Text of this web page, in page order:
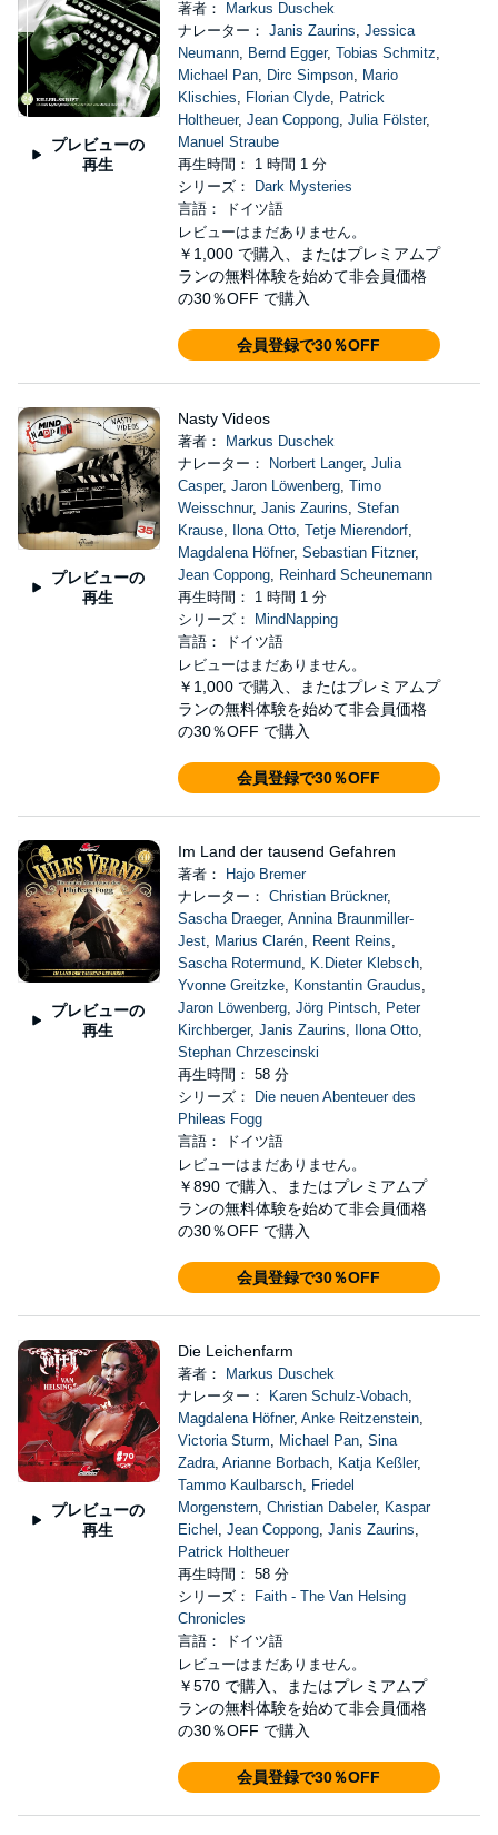
プレビューの
再生
著者：
Markus Duschek
ナレーター： Janis Zaurins, Jessica
Neumann, Bernd Egger, Tobias Schmitz,
Michael Pan, Dirc Simpson, Mario
Klischies, Florian Clyde, Patrick
Holtheuer, Jean Coppong, Julia Fölster,
Manuel Straube
再生時間： 1 時間 1 分
シリーズ：
Dark Mysteries
言語： ドイツ語
レビューはまだありません。
￥1,000 で購入、またはプレミアムプ
ランの無料体験を始めて非会員価格
の30％OFF で購入
会員登録で30％OFF
プレビューの
再生
Nasty Videos
著者：
Markus Duschek
ナレーター：
Norbert Langer, Julia
Casper, Jaron Löwenberg, Timo
Weisschnur, Janis Zaurins, Stefan
Krause, Ilona Otto, Tetje Mierendorf,
Magdalena Höfner, Sebastian Fitzner,
Jean Coppong, Reinhard Scheunemann
再生時間： 1 時間 1 分
シリーズ：
MindNapping
言語： ドイツ語
レビューはまだありません。
￥1,000 で購入、またはプレミアムプ
ランの無料体験を始めて非会員価格
の30％OFF で購入
会員登録で30％OFF
プレビューの
再生
Im Land der tausend Gefahren
著者：
Hajo Bremer
ナレーター： Christian Brückner,
Sascha Draeger, Annina Braunmiller-
Jest, Marius Clarén, Reent Reins,
Sascha Rotermund, K.Dieter Klebsch,
Yvonne Greitzke, Konstantin Graudus,
Jaron Löwenberg, Jörg Pintsch, Peter
Kirchberger, Janis Zaurins, Ilona Otto,
Stephan Chrzescinski
再生時間： 58 分
シリーズ：
Die neuen Abenteuer des
Phileas Fogg
言語： ドイツ語
レビューはまだありません。
￥890 で購入、またはプレミアムプ
ランの無料体験を始めて非会員価格
の30％OFF で購入
会員登録で30％OFF
プレビューの
再生
Die Leichenfarm
著者：
Markus Duschek
ナレーター：
Karen Schulz-Vobach,
Magdalena Höfner, Anke Reitzenstein,
Victoria Sturm, Michael Pan, Sina
Zadra, Arianne Borbach, Katja Keßler,
Tammo Kaulbarsch, Friedel
Morgenstern, Christian Dabeler, Kaspar
Eichel , Jean Coppong, Janis Zaurins,
Patrick Holtheuer
再生時間： 58 分
シリーズ：
Faith - The Van Helsing
Chronicles
言語： ドイツ語
レビューはまだありません。
￥570 で購入、またはプレミアムプ
ランの無料体験を始めて非会員価格
の30％OFF で購入
会員登録で30％OFF